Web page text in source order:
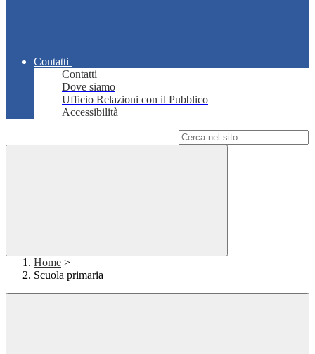
Contatti
Contatti
Dove siamo
Ufficio Relazioni con il Pubblico
Accessibilità
Home >
Scuola primaria